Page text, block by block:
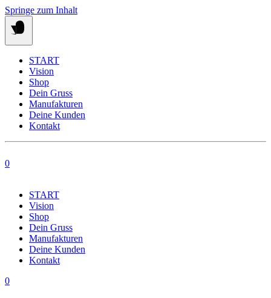
Springe zum Inhalt
START
Vision
Shop
Dein Gruss
Manufakturen
Deine Kunden
Kontakt
0
START
Vision
Shop
Dein Gruss
Manufakturen
Deine Kunden
Kontakt
0